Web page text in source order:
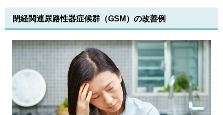
閉経関連尿路性器症候群（GSM）の改善例